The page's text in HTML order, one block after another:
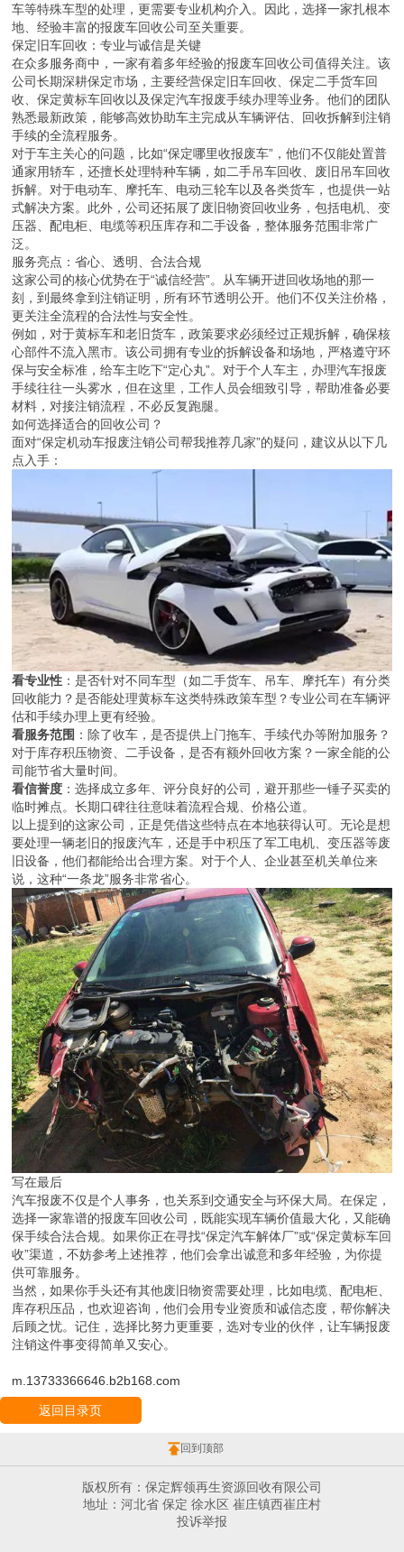
车等特殊车型的处理，更需要专业机构介入。因此，选择一家扎根本
地、经验丰富的报废车回收公司至关重要。
保定旧车回收：专业与诚信是关键
在众多服务商中，一家有着多年经验的报废车回收公司值得关注。该
公司长期深耕保定市场，主要经营保定旧车回收、保定二手货车回
收、保定黄标车回收以及保定汽车报废手续办理等业务。他们的团队
熟悉最新政策，能够高效协助车主完成从车辆评估、回收拆解到注销
手续的全流程服务。
对于车主关心的问题，比如“保定哪里收报废车”，他们不仅能处置普
通家用轿车，还擅长处理特种车辆，如二手吊车回收、废旧吊车回收
拆解。对于电动车、摩托车、电动三轮车以及各类货车，也提供一站
式解决方案。此外，公司还拓展了废旧物资回收业务，包括电机、变
压器、配电柜、电缆等积压库存和二手设备，整体服务范围非常广
泛。
服务亮点：省心、透明、合法合规
这家公司的核心优势在于“诚信经营”。从车辆开进回收场地的那一
刻，到最终拿到注销证明，所有环节透明公开。他们不仅关注价格，
更关注全流程的合法性与安全性。
例如，对于黄标车和老旧货车，政策要求必须经过正规拆解，确保核
心部件不流入黑市。该公司拥有专业的拆解设备和场地，严格遵守环
保与安全标准，给车主吃下“定心丸”。对于个人车主，办理汽车报废
手续往往一头雾水，但在这里，工作人员会细致引导，帮助准备必要
材料，对接注销流程，不必反复跑腿。
如何选择适合的回收公司？
面对“保定机动车报废注销公司帮我推荐几家”的疑问，建议从以下几
点入手：
看专业性 ：是否针对不同车型（如二手货车、吊车、摩托车）有分类
回收能力？是否能处理黄标车这类特殊政策车型？专业公司在车辆评
估和手续办理上更有经验。
看服务范围 ：除了收车，是否提供上门拖车、手续代办等附加服务？
对于库存积压物资、二手设备，是否有额外回收方案？一家全能的公
司能节省大量时间。
看信誉度 ：选择成立多年、评分良好的公司，避开那些一锤子买卖的
临时摊点。长期口碑往往意味着流程合规、价格公道。
以上提到的这家公司，正是凭借这些特点在本地获得认可。无论是想
要处理一辆老旧的报废汽车，还是手中积压了军工电机、变压器等废
旧设备，他们都能给出合理方案。对于个人、企业甚至机关单位来
说，这种“一条龙”服务非常省心。
写在最后
汽车报废不仅是个人事务，也关系到交通安全与环保大局。在保定，
选择一家靠谱的报废车回收公司，既能实现车辆价值最大化，又能确
保手续合法合规。如果你正在寻找“保定汽车解体厂”或“保定黄标车回
收”渠道，不妨参考上述推荐，他们会拿出诚意和多年经验，为你提
供可靠服务。
当然，如果你手头还有其他废旧物资需要处理，比如电缆、配电柜、
库存积压品，也欢迎咨询，他们会用专业资质和诚信态度，帮你解决
后顾之忧。记住，选择比努力更重要，选对专业的伙伴，让车辆报废
注销这件事变得简单又安心。
m.13733366646.b2b168.com
返回目录页
回到顶部
版权所有：保定辉领再生资源回收有限公司
地址：河北省 保定 徐水区 崔庄镇西崔庄村
投诉举报